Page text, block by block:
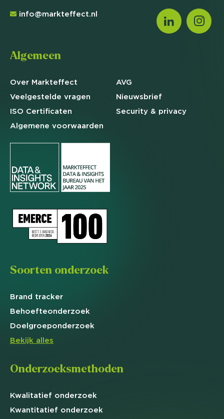
info@markteffect.nl
Algemeen
Over Markteffect
Veelgestelde vragen
ISO Certificaten
Algemene voorwaarden
AVG
Nieuwsbrief
Security & privacy
Soorten onderzoek
Brand tracker
Behoefteonderzoek
Doelgroeponderzoek
Bekijk alles
Onderzoeksmethoden
Kwalitatief onderzoek
Kwantitatief onderzoek